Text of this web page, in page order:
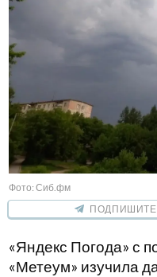
Фото: Сиб.фм
«Яндекс Погода» с
«Метеум» изучила